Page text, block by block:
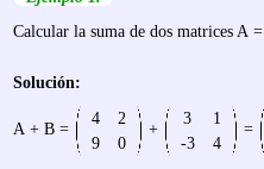
Calcular la suma de dos matrices A =
Solución:
A + B =
4
2
9
0
+
3
1
-3
4
=